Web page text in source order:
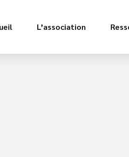
L’association